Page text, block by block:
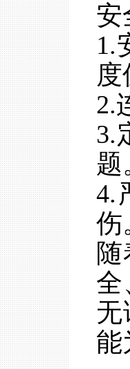
安
1.
2.
3.
题
4.
伤
全
无
能